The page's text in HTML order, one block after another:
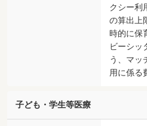
クシー利
の算出上
時的に保
ビーシッ
う、マッ
用に係る
子ども・学生等医療